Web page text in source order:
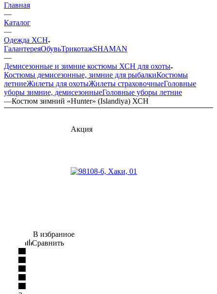
Главная
—
Каталог
—
Одежда ХСН
ГалантереяОбувьТрикотажSHAMAN
—
Демисезонные и зимние костюмы ХСН для охоты
Костюмы демисезонные, зимние для рыбалкиКостюмы
летниеЖилеты для охотыЖилеты страховочныеГоловные
уборы зимние, демисезонныеГоловные уборы летние
—Костюм зимний «Hunter» (Islandiya) ХСН
Акция
В избранное
Сравнить